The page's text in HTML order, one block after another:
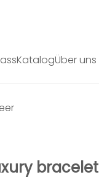
KatalogÜber uns
bracelet